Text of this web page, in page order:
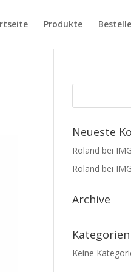
Produkte
Neueste
Roland bei
Roland bei
Archive
Kategorien
Keine